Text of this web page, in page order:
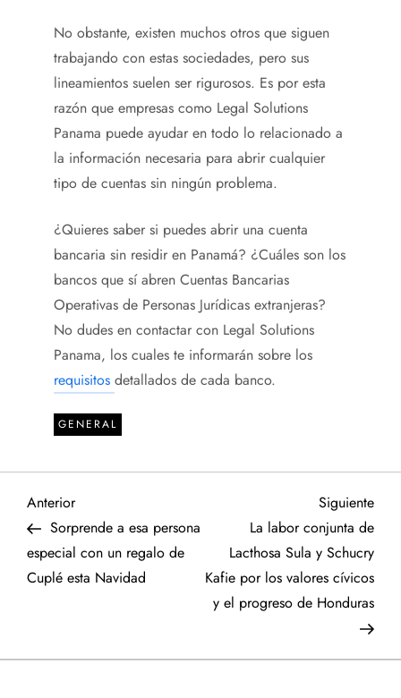
No obstante, existen muchos otros que siguen
trabajando con estas sociedades, pero sus
lineamientos suelen ser rigurosos. Es por esta
razón que empresas como Legal Solutions
Panama puede ayudar en todo lo relacionado a
la información necesaria para abrir cualquier
tipo de cuentas sin ningún problema.
¿Quieres saber si puedes abrir una cuenta
bancaria sin residir en Panamá? ¿Cuáles son los
bancos que sí abren Cuentas Bancarias
Operativas de Personas Jurídicas extranjeras?
No dudes en contactar con Legal Solutions
Panama, los cuales te informarán sobre los
requisitos detallados de cada banco.
GENERAL
N
a
v
Entrada
anterior
Anterior
Sorprende a esa persona
especial con un regalo de
Cuplé esta Navidad
Siguiente
La labor conjunta de
Lacthosa Sula y Schucry
Kafie por los valores cívicos
y el progreso de Honduras